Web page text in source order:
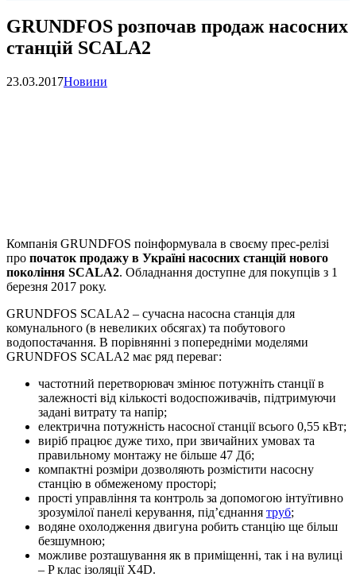
GRUNDFOS розпочав продаж насосних
станцій SCALA2
23.03.2017Новини
Компанія GRUNDFOS поінформувала в своєму прес-релізі
про початок продажу в Україні насосних станцій нового
покоління SCALA2. Обладнання доступне для покупців з 1
березня 2017 року.
GRUNDFOS SCALA2 – сучасна насосна станція для
комунального (в невеликих обсягах) та побутового
водопостачання. В порівнянні з попередніми моделями
GRUNDFOS SCALA2 має ряд переваг:
частотний перетворювач змінює потужніть станції в
залежності від кількості водоспоживачів, підтримуючи
задані витрату та напір;
електрична потужність насосної станції всього 0,55 кВт;
виріб працює дуже тихо, при звичайних умовах та
правильному монтажу не більше 47 Дб;
компактні розміри дозволяють розмістити насосну
станцію в обмеженому просторі;
прості управління та контроль за допомогою інтуїтивно
зрозумілої панелі керування, під’єднання труб;
водяне охолодження двигуна робить станцію ще більш
безшумною;
можливе розташування як в приміщенні, так і на вулиці
– P клас ізоляції X4D.